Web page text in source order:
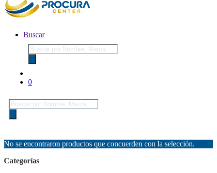
Buscar
Búsqueda
de
productos
0
Búsqueda
de
productos
No se encontraron productos que concuerden con la selección.
Categorías